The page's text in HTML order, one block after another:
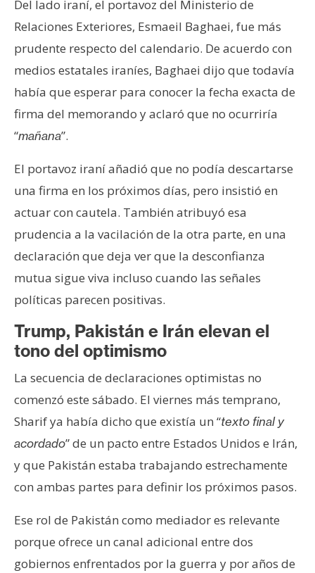
Del lado iraní, el portavoz del Ministerio de
Relaciones Exteriores, Esmaeil Baghaei, fue más
prudente respecto del calendario. De acuerdo con
medios estatales iraníes, Baghaei dijo que todavía
había que esperar para conocer la fecha exacta de
firma del memorando y aclaró que no ocurriría
“mañana”.
El portavoz iraní añadió que no podía descartarse
una firma en los próximos días, pero insistió en
actuar con cautela. También atribuyó esa
prudencia a la vacilación de la otra parte, en una
declaración que deja ver que la desconfianza
mutua sigue viva incluso cuando las señales
políticas parecen positivas.
Trump, Pakistán e Irán elevan el
tono del optimismo
La secuencia de declaraciones optimistas no
comenzó este sábado. El viernes más temprano,
Sharif ya había dicho que existía un “texto final y
acordado” de un pacto entre Estados Unidos e Irán,
y que Pakistán estaba trabajando estrechamente
con ambas partes para definir los próximos pasos.
Ese rol de Pakistán como mediador es relevante
porque ofrece un canal adicional entre dos
gobiernos enfrentados por la guerra y por años de